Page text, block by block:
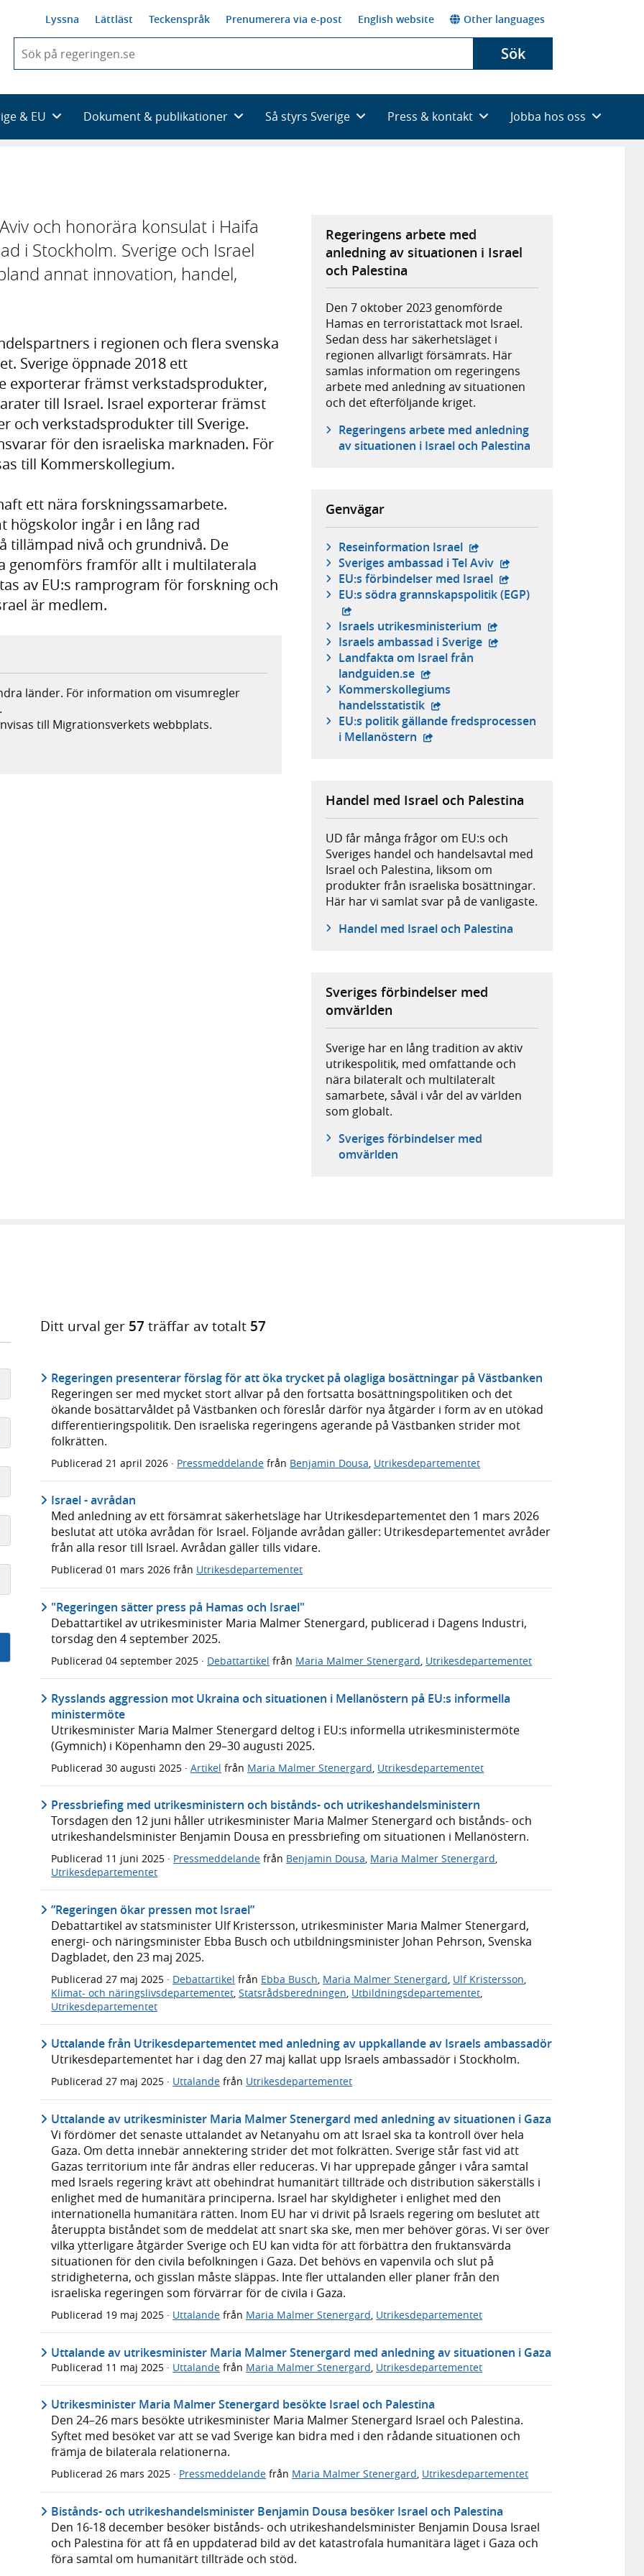
Lyssna Lättläst Teckenspråk Prenumerera via e-post English website Other languages
du
skriva
framträder
en
Sök
& EU Dokument & publikationer Så styrs Sverige Press & kontakt Jobba hos oss
och honorära konsulat i Haifa
i Stockholm. Sverige och Israel
annat innovation, handel,
i regionen och flera svenska
Sverige öppnade 2018 ett
exporterar främst verkstadsprodukter,
till Israel. Israel exporterar främst
och verkstadsprodukter till Sverige.
för den israeliska marknaden. För
till Kommerskollegium.
ett nära forskningssamarbete.
högskolor ingår i en lång rad
tillämpad nivå och grundnivå. De
genomförs framför allt i multilaterala
av EU:s ramprogram för forskning och
är medlem.
länder. För information om visumregler
till Migrationsverkets webbplats.
i ny flik, extern webbplats,
Regeringens arbete med
anledning av situationen i Israel
och Palestina
Den 7 oktober 2023 genomförde
Hamas en terroristattack mot Israel.
Sedan dess har säkerhetsläget i
regionen allvarligt försämrats. Här
samlas information om regeringens
arbete med anledning av situationen
och det efterföljande kriget.
Regeringens arbete med anledning
av situationen i Israel och Palestina
Genvägar
Reseinformation Israel - extern webbplats,
Sveriges ambassad i Tel Aviv - extern webbplats,
EU:s förbindelser med Israel - extern webbplats,
EU:s södra grannskapspolitik (EGP)- extern webbplats,
Israels utrikesministerium - extern webbplats,
Israels ambassad i Sverige - extern webbplats,
Landfakta om Israel från
landguiden.se - extern webbplats,
Kommerskollegiums
handelsstatistik - extern webbplats,
EU:s politik gällande fredsprocessen
i Mellanöstern - extern webbplats,
Handel med Israel och Palestina
UD får många frågor om EU:s och
Sveriges handel och handelsavtal med
Israel och Palestina, liksom om
produkter från israeliska bosättningar.
Här har vi samlat svar på de vanligaste.
Handel med Israel och Palestina
Sveriges förbindelser med
omvärlden
Sverige har en lång tradition av aktiv
utrikespolitik, med omfattande och
nära bilateralt och multilateralt
samarbete, såväl i vår del av världen
som globalt.
Sveriges förbindelser med
omvärlden
Ditt urval ger 57 träffar av totalt 57
Regeringen presenterar förslag för att öka trycket på olagliga bosättningar på Västbanken
Regeringen ser med mycket stort allvar på den fortsatta bosättningspolitiken och det
ökande bosättarvåldet på Västbanken och föreslår därför nya åtgärder i form av en utökad
differentieringspolitik. Den israeliska regeringens agerande på Västbanken strider mot
folkrätten.
Publicerad 21 april 2026 · Pressmeddelande från Benjamin Dousa Utrikesdepartementet
Israel - avrådan
Med anledning av ett försämrat säkerhetsläge har Utrikesdepartementet den 1 mars 2026
beslutat att utöka avrådan för Israel. Följande avrådan gäller: Utrikesdepartementet avråder
från alla resor till Israel. Avrådan gäller tills vidare.
Publicerad01 mars 2026från Utrikesdepartementet
"Regeringen sätter press på Hamas och Israel"
Debattartikel av utrikesminister Maria Malmer Stenergard, publicerad i Dagens Industri,
torsdag den 4 september 2025.
Publicerad04 september 2025 · Debattartikel från Maria Malmer Stenergard, Utrikesdepartementet
Rysslands aggression mot Ukraina och situationen i Mellanöstern på EU:s informella
ministermöte
Utrikesminister Maria Malmer Stenergard deltog i EU:s informella utrikesministermöte
(Gymnich) i Köpenhamn den 29–30 augusti 2025.
Publicerad30 augusti 2025 ·Artikel från Maria Malmer Stenergard Utrikesdepartementet
Pressbriefing med utrikesministern och bistånds- och utrikeshandelsministern
Torsdagen den 12 juni håller utrikesminister Maria Malmer Stenergard och bistånds- och
utrikeshandelsminister Benjamin Dousa en pressbriefing om situationen i Mellanöstern.
Publicerad 11 juni 2025 · Pressmeddelande från Benjamin Dousa, Maria Malmer Stenergard,
Utrikesdepartementet
”Regeringen ökar pressen mot Israel”
Debattartikel av statsminister Ulf Kristersson, utrikesminister Maria Malmer Stenergard,
energi- och näringsminister Ebba Busch och utbildningsminister Johan Pehrson, Svenska
Dagbladet, den 23 maj 2025.
Publicerad27 maj 2025 · Debattartikel från Ebba Busch, Maria Malmer Stenergard, Ulf Kristersson,
Klimat- och näringslivsdepartementet,Statsrådsberedningen, Utbildningsdepartementet,
Utrikesdepartementet
Uttalande från Utrikesdepartementet med anledning av uppkallande av Israels ambassadör
Utrikesdepartementet har i dag den 27 maj kallat upp Israels ambassadör i Stockholm.
Publicerad27 maj 2025 · Uttalande från Utrikesdepartementet
Uttalande av utrikesminister Maria Malmer Stenergard med anledning av situationen i Gaza
Vi fördömer det senaste uttalandet av Netanyahu om att Israel ska ta kontroll över hela
Gaza. Om detta innebär annektering strider det mot folkrätten. Sverige står fast vid att
Gazas territorium inte får ändras eller reduceras. Vi har upprepade gånger i våra samtal
med Israels regering krävt att obehindrat humanitärt tillträde och distribution säkerställs i
enlighet med de humanitära principerna. Israel har skyldigheter i enlighet med den
internationella humanitära rätten. Inom EU har vi drivit på Israels regering om beslutet att
återuppta biståndet som de meddelat att snart ska ske, men mer behöver göras. Vi ser över
vilka ytterligare åtgärder Sverige och EU kan vidta för att förbättra den fruktansvärda
situationen för den civila befolkningen i Gaza. Det behövs en vapenvila och slut på
stridigheterna, och gisslan måste släppas. Inte fler uttalanden eller planer från den
israeliska regeringen som förvärrar för de civila i Gaza.
Publicerad 19 maj 2025 · Uttalande från Maria Malmer Stenergard, Utrikesdepartementet
Uttalande av utrikesminister Maria Malmer Stenergard med anledning av situationen i Gaza
Publicerad 11 maj 2025 · Uttalande från Maria Malmer Stenergard Utrikesdepartementet
Utrikesminister Maria Malmer Stenergard besökte Israel och Palestina
Den 24–26 mars besökte utrikesminister Maria Malmer Stenergard Israel och Palestina.
Syftet med besöket var att se vad Sverige kan bidra med i den rådande situationen och
främja de bilaterala relationerna.
Publicerad26 mars 2025 · Pressmeddelande från Maria Malmer Stenergard, Utrikesdepartementet
Bistånds- och utrikeshandelsminister Benjamin Dousa besöker Israel och Palestina
Den 16-18 december besöker bistånds- och utrikeshandelsminister Benjamin Dousa Israel
och Palestina för att få en uppdaterad bild av det katastrofala humanitära läget i Gaza och
föra samtal om humanitärt tillträde och stöd.